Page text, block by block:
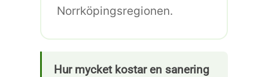
Norrköpingsregionen.
Hur mycket kostar en sanering